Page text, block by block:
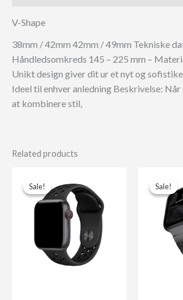
V-Shape
38mm / 42mm 42mm / 49mm Tekniske
Håndledsomkreds 145 – 225 mm –
Unikt design giver dit ur et nyt og
Ideel til enhver anledning Beskrivelse:
at kombinere stil,
Related products
Sale!
Sale! Sale!
Sale!